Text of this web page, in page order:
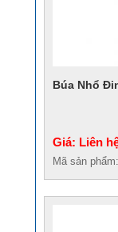
Búa Nhổ
Giá: Liên
Mã sản phẩm: